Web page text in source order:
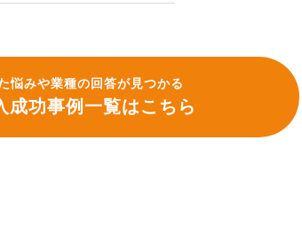
悩みや業種の回答が見つかる
成功事例一覧はこちら